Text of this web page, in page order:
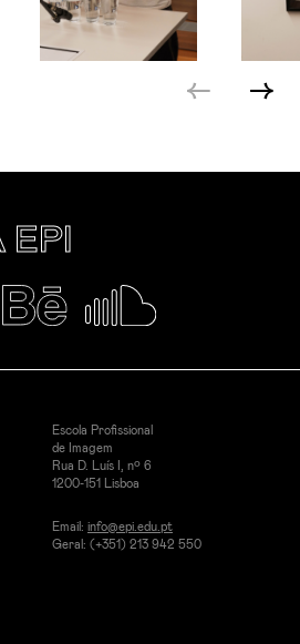
EPI
Escola Profissional
de Imagem
Rua D. Luís I, nº 6
1200-151 Lisboa
Email: info@epi.edu.pt
Geral: (+351) 213 942 550